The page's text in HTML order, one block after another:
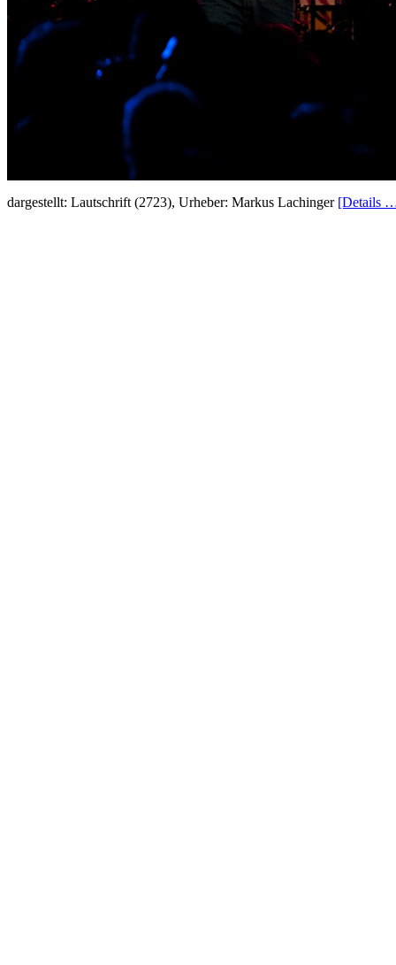
dargestellt: Lautschrift (2723), Urheber: Markus Lachinger [Details